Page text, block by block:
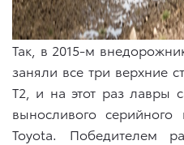
Так, в 2015-м
заняли все три верхние
Т2, и на этот раз лавры
выносливого серийного
Toyota. Победителем